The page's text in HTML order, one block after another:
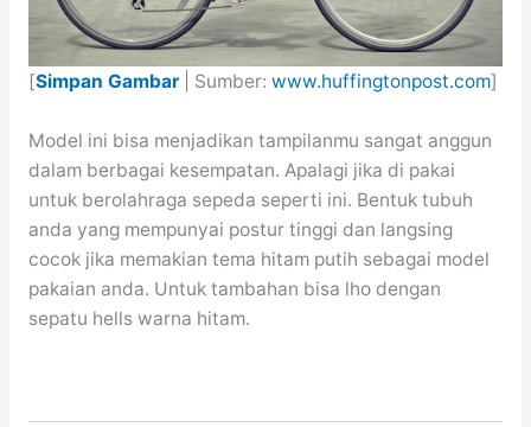
[Simpan Gambar| Sumber: www.huffingtonpost.com]
Model ini bisa menjadikan tampilanmu sangat anggun
dalam berbagai kesempatan. Apalagi jika di pakai
untuk berolahraga sepeda seperti ini. Bentuk tubuh
anda yang mempunyai postur tinggi dan langsing
cocok jika memakian tema hitam putih sebagai model
pakaian anda. Untuk tambahan bisa lho dengan
sepatu hells warna hitam.